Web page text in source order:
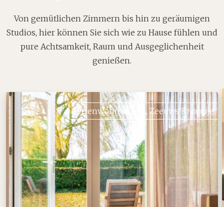
Von gemütlichen Zimmern bis hin zu geräumigen
Studios, hier können Sie sich wie zu Hause fühlen und
pure Achtsamkeit, Raum und Ausgeglichenheit
genießen.
Ferienwohnung 61, Zeeuws Knoopje